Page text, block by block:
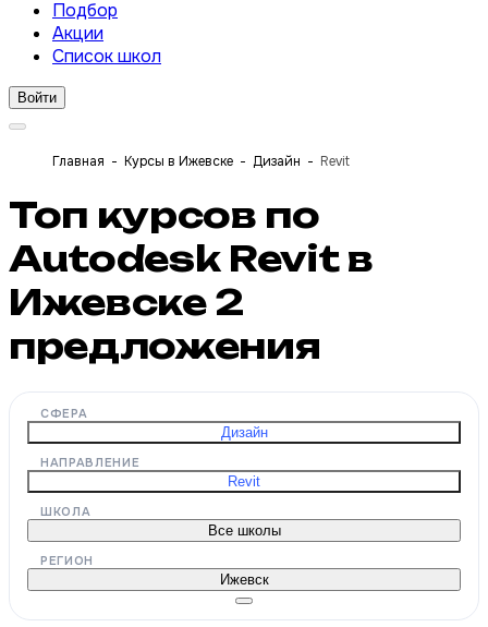
Подбор
Акции
Список школ
Войти
Главная Курсы в Ижевске Дизайн Revit
Топ курсов по
Autodesk Revit в
Ижевске 2
предложения
СФЕРА
Дизайн
НАПРАВЛЕНИЕ
Revit
ШКОЛА
Все школы
РЕГИОН
Ижевск